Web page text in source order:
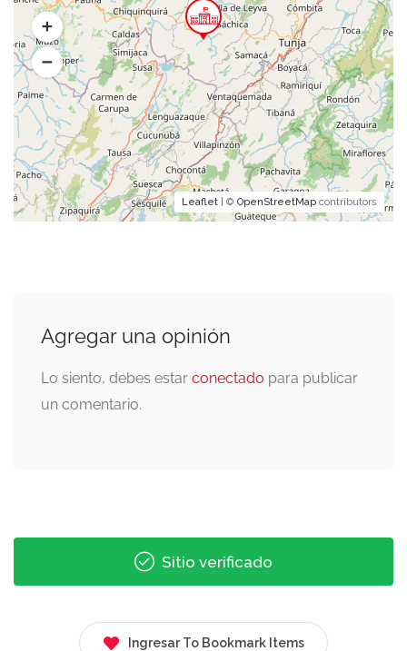
Leaflet | © OpenStreetMap contributors
Agregar una opinión
Lo siento, debes estar conectado para publicar
un comentario.
Sitio verificado
Ingresar To Bookmark Items